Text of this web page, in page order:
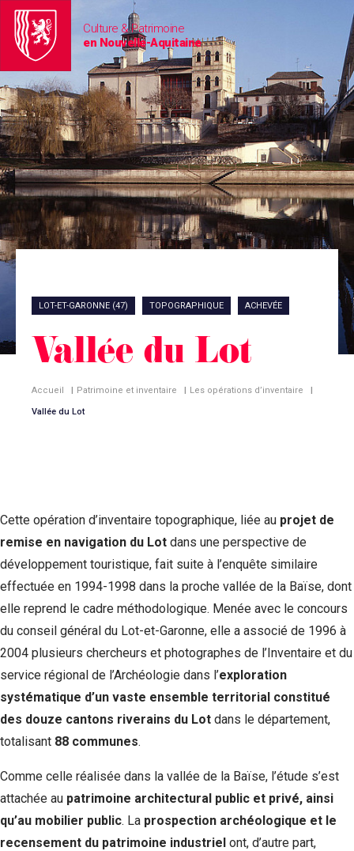
Culture & Patrimoine
en Nouvelle-Aquitaine
LOT-ET-GARONNE (47) TOPOGRAPHIQUE ACHEVÉE
Vallée du Lot
Accueil | Patrimoine et inventaire | Les opérations d’inventaire |
Vallée du Lot
Cette opération d’inventaire topographique, liée au projet de
remise en navigation du Lot dans une perspective de
développement touristique, fait suite à l’enquête similaire
effectuée en 1994-1998 dans la proche vallée de la Baïse, dont
elle reprend le cadre méthodologique. Menée avec le concours
du conseil général du Lot-et-Garonne, elle a associé de 1996 à
2004 plusieurs chercheurs et photographes de l’Inventaire et du
service régional de l’Archéologie dans l’exploration
systématique d’un vaste ensemble territorial constitué
des douze cantons riverains du Lot dans le département,
totalisant 88 communes.
Comme celle réalisée dans la vallée de la Baïse, l’étude s’est
attachée au patrimoine architectural public et privé, ainsi
qu’au mobilier public. La prospection archéologique et le
recensement du patrimoine industriel ont, d’autre part,